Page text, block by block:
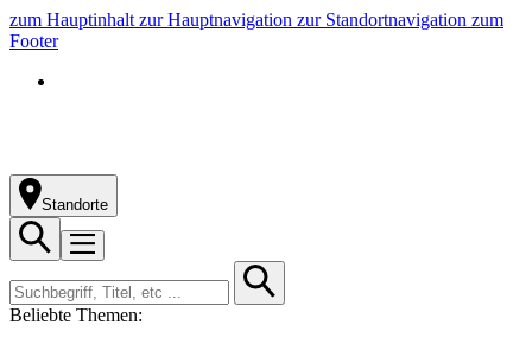
zum Hauptinhalt zur Hauptnavigation zur Standortnavigation zum
Footer
Standorte
Beliebte Themen: